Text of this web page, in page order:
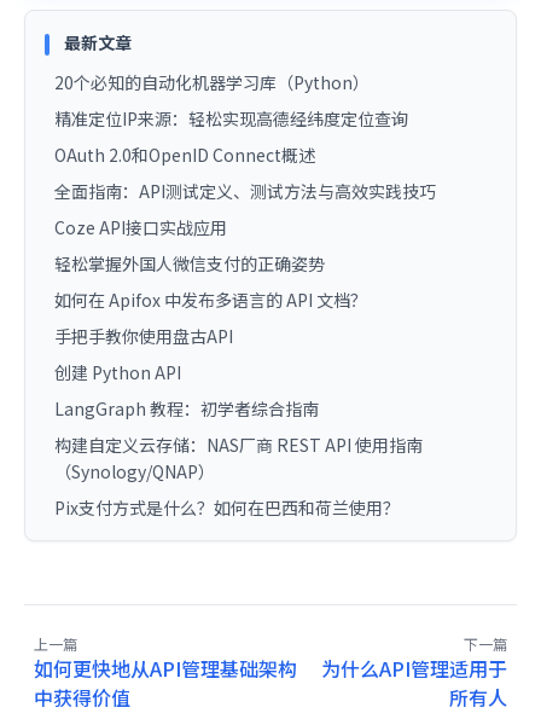
最新文章
20个必知的自动化机器学习库（Python）
精准定位IP来源：轻松实现高德经纬度定位查询
OAuth 2.0和OpenID Connect概述
全面指南：API测试定义、测试方法与高效实践技巧
Coze API接口实战应用
轻松掌握外国人微信支付的正确姿势
如何在 Apifox 中发布多语言的 API 文档？
手把手教你使用盘古API
创建 Python API
LangGraph 教程：初学者综合指南
构建自定义云存储：NAS厂商 REST API 使用指南
（Synology/QNAP）
Pix支付方式是什么？如何在巴西和荷兰使用？
上一篇
如何更快地从API管理基础架构
中获得价值
下一篇
为什么API管理适用于
所有人